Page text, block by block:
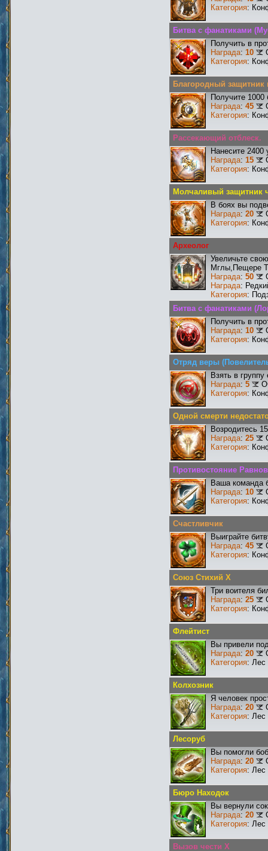
Категория:
Битва с фанатиками
Получить в
Награда: 10
Категория:
Благородный защитник
Получите 1000
Награда: 45
Категория:
Рассекающий отблеск.
Нанесите 2400
Награда: 15
Категория:
Молчаливый защитник
В боях вы
Награда: 20
Категория:
Археолог
Увеличьте
Мглы,Пещере
Награда: 50
Награда:
Категория:
Битва с фанатиками
Получить в
Награда: 10
Категория:
Отряд веры
Взять в
Награда: 5
Категория:
Одной смерти
Возродитесь
Награда: 25
Категория:
Противостояние
Ваша команда
Награда: 10
Категория:
Счастливчик
Выиграйте
Награда: 45
Категория:
Союз Стихий X
Три воителя
Награда: 25
Категория:
Флейтист
Вы привели
Награда: 20
Категория: Лес
Колхозник
Я человек
Награда: 20
Категория: Лес
Лесоруб
Вы помогли
Награда: 20
Категория: Лес
Бюро Находок
Вы вернули
Награда: 20
Категория: Лес
Вызов чести X